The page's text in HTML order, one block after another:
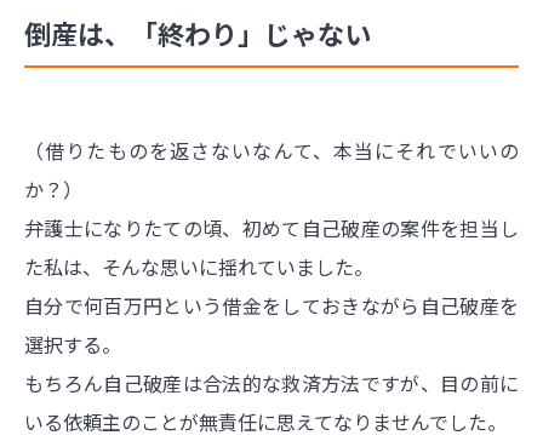
倒産は、「終わり」じゃない
（借りたものを返さないなんて、本当にそれでいいの
か？）
弁護士になりたての頃、初めて自己破産の案件を担当し
た私は、そんな思いに揺れていました。
自分で何百万円という借金をしておきながら自己破産を
選択する。
もちろん自己破産は合法的な救済方法ですが、目の前に
いる依頼主のことが無責任に思えてなりませんでした。